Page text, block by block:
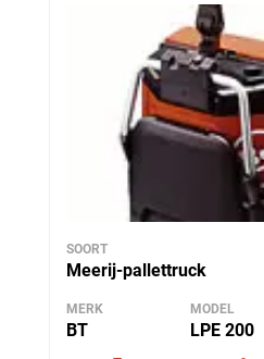
SOORT
Meerij-pallettruck
MERK
BT
MODEL
LPE 200